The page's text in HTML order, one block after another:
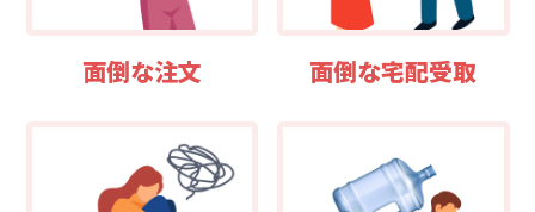
面倒な注文 面倒な宅配受取